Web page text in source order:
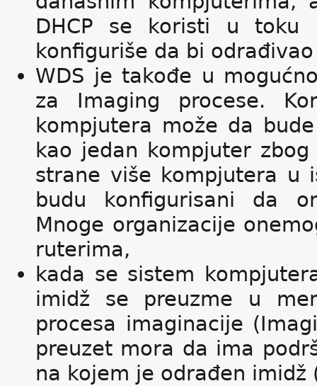
DHCP se koristi u toku
konfiguriše da bi
WDS je takođe u
za Imaging procese.
kompjutera može da
kao jedan kompjuter
strane više kompjutera u
budu konfigurisani da
Mnoge organizacije
ruterima,
kada se sistem
imidž se preuzme u
procesa imaginacije
preuzet mora da ima
na kojem je odrađen imidž